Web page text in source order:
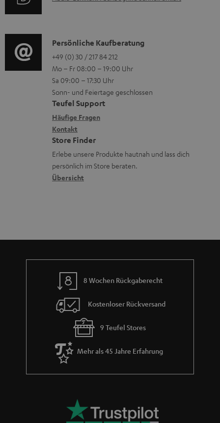
n
n
m
V
e
r
s
a
n
d
i
e
n
z
u
r
G
a
r
a
n
g
e
r
ä
t
e
R
ü
c
k
m
i
o
-
L
e
x
i
k
o
n
K
o
n
t
a
k
t
d
a
t
Persönliche Kaufberatung
+49 (0) 30 / 217 84 212
Mo – Fr 08:00 – 19:00 Uhr
Sa 09:00 – 17:30 Uhr
Sonn- und Feiertage geschlossen
Teufel Support
Häufige Fragen
Kontakt
Store Finder
Erlebe unsere Produkte hautnah und lass dich
persönlich im Store beraten.
Übersicht
8 Wochen Rückgaberecht
Kostenloser Rückversand
9 Teufel Stores
Mehr als 45 Jahre Erfahrung